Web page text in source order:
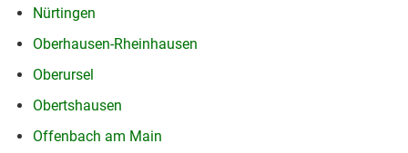
Nürtingen
Oberhausen-Rheinhausen
Oberursel
Obertshausen
Offenbach am Main